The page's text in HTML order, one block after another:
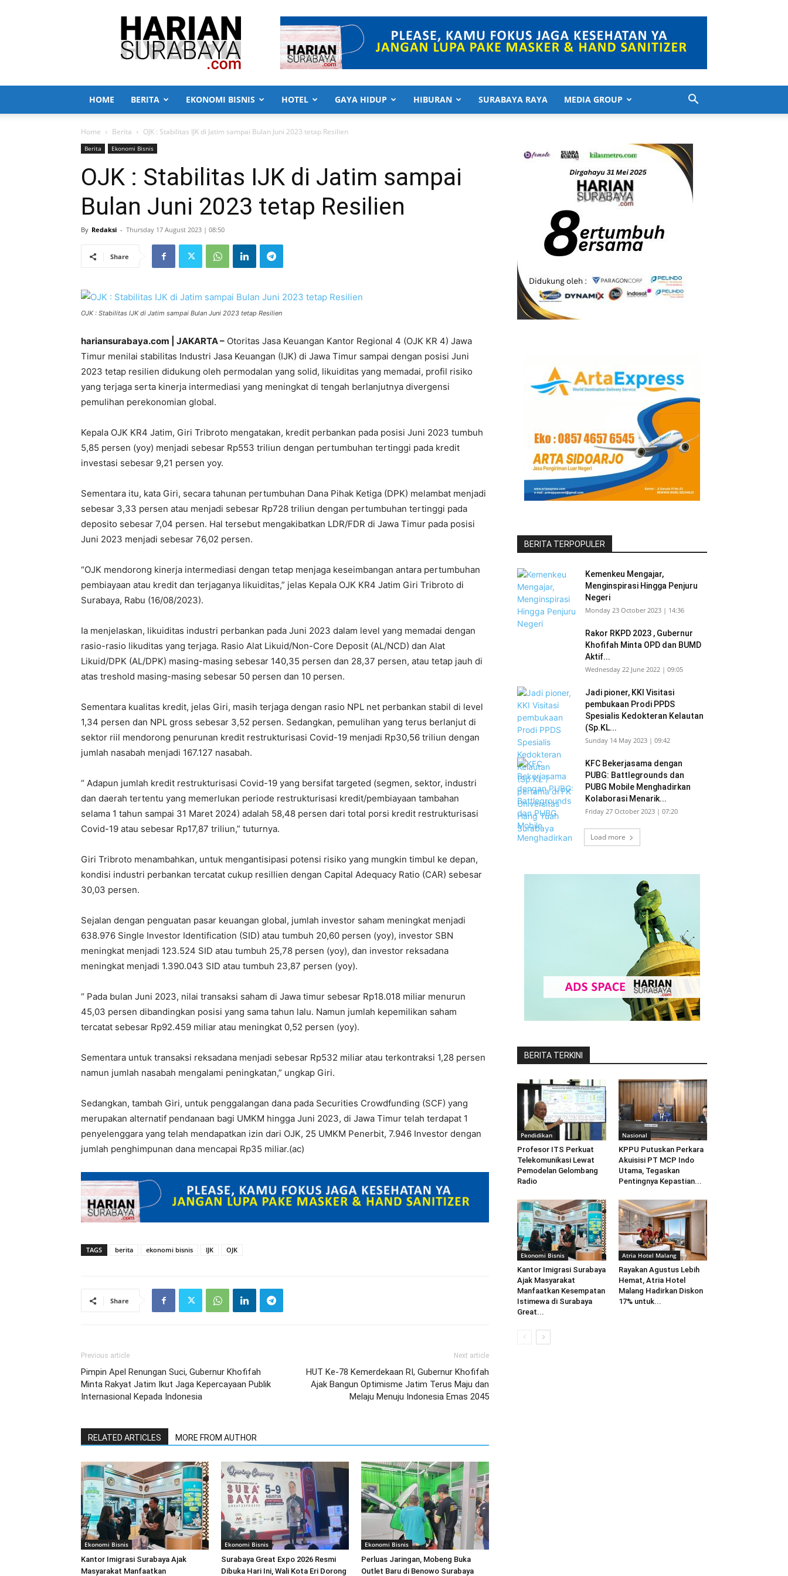
Harian
Surabaya
HOME BERITA EKONOMI BISNIS HOTEL GAYA HIDUP HIBURAN SURABAYA RAYA MEDIA GROUP
Home Berita OJK : Stabilitas IJK di Jatim sampai Bulan Juni 2023 tetap Resilien
Berita Ekonomi Bisnis
OJK : Stabilitas IJK di Jatim sampai
Bulan Juni 2023 tetap Resilien
By Redaksi - Thursday 17 August 2023 | 08:50
Share
OJK : Stabilitas IJK di Jatim sampai Bulan Juni 2023 tetap Resilien
hariansurabaya.com | JAKARTA – Otoritas Jasa Keuangan Kantor Regional 4 (OJK KR 4) Jawa
Timur menilai stabilitas Industri Jasa Keuangan (IJK) di Jawa Timur sampai dengan posisi Juni
2023 tetap resilien didukung oleh permodalan yang solid, likuiditas yang memadai, profil risiko
yang terjaga serta kinerja intermediasi yang meningkat di tengah berlanjutnya divergensi
pemulihan perekonomian global.
Kepala OJK KR4 Jatim, Giri Tribroto mengatakan, kredit perbankan pada posisi Juni 2023 tumbuh
5,85 persen (yoy) menjadi sebesar Rp553 triliun dengan pertumbuhan tertinggi pada kredit
investasi sebesar 9,21 persen yoy.
Sementara itu, kata Giri, secara tahunan pertumbuhan Dana Pihak Ketiga (DPK) melambat menjadi
sebesar 3,33 persen atau menjadi sebesar Rp728 triliun dengan pertumbuhan tertinggi pada
deposito sebesar 7,04 persen. Hal tersebut mengakibatkan LDR/FDR di Jawa Timur pada posisi
Juni 2023 menjadi sebesar 76,02 persen.
“OJK mendorong kinerja intermediasi dengan tetap menjaga keseimbangan antara pertumbuhan
pembiayaan atau kredit dan terjaganya likuiditas,” jelas Kepala OJK KR4 Jatim Giri Tribroto di
Surabaya, Rabu (16/08/2023).
Ia menjelaskan, likuiditas industri perbankan pada Juni 2023 dalam level yang memadai dengan
rasio-rasio likuditas yang terjaga. Rasio Alat Likuid/Non-Core Deposit (AL/NCD) dan Alat
Likuid/DPK (AL/DPK) masing-masing sebesar 140,35 persen dan 28,37 persen, atau tetap jauh di
atas treshold masing-masing sebesar 50 persen dan 10 persen.
Sementara kualitas kredit, jelas Giri, masih terjaga dengan rasio NPL net perbankan stabil di level
1,34 persen dan NPL gross sebesar 3,52 persen. Sedangkan, pemulihan yang terus berlanjut di
sektor riil mendorong penurunan kredit restrukturisasi Covid-19 menjadi Rp30,56 triliun dengan
jumlah nasabah menjadi 167.127 nasabah.
“ Adapun jumlah kredit restrukturisasi Covid-19 yang bersifat targeted (segmen, sektor, industri
dan daerah tertentu yang memerlukan periode restrukturisasi kredit/pembiayaan tambahan
selama 1 tahun sampai 31 Maret 2024) adalah 58,48 persen dari total porsi kredit restrukturisasi
Covid-19 atau sebesar Rp17,87 triliun,” tuturnya.
Giri Tribroto menambahkan, untuk mengantisipasi potensi risiko yang mungkin timbul ke depan,
kondisi industri perbankan tercatat cukup resillien dengan Capital Adequacy Ratio (CAR) sebesar
30,03 persen.
Sejalan dengan penguatan pasar keuangan global, jumlah investor saham meningkat menjadi
638.976 Single Investor Identification (SID) atau tumbuh 20,60 persen (yoy), investor SBN
meningkat menjadi 123.524 SID atau tumbuh 25,78 persen (yoy), dan investor reksadana
meningkat menjadi 1.390.043 SID atau tumbuh 23,87 persen (yoy).
“ Pada bulan Juni 2023, nilai transaksi saham di Jawa timur sebesar Rp18.018 miliar menurun
45,03 persen dibandingkan posisi yang sama tahun lalu. Namun jumlah kepemilikan saham
tercatat sebesar Rp92.459 miliar atau meningkat 0,52 persen (yoy).
Sementara untuk transaksi reksadana menjadi sebesar Rp532 miliar atau terkontraksi 1,28 persen
namun jumlah nasabah mengalami peningkatan,” ungkap Giri.
Sedangkan, tambah Giri, untuk penggalangan dana pada Securities Crowdfunding (SCF) yang
merupakan alternatif pendanaan bagi UMKM hingga Juni 2023, di Jawa Timur telah terdapat 1
penyelenggara yang telah mendapatkan izin dari OJK, 25 UMKM Penerbit, 7.946 Investor dengan
jumlah penghimpunan dana mencapai Rp35 miliar.(ac)
TAGS berita ekonomi bisnis IJK OJK
Share
Previous article
Pimpin Apel Renungan Suci, Gubernur Khofifah
Minta Rakyat Jatim Ikut Jaga Kepercayaan Publik
Internasional Kepada Indonesia
Next article
HUT Ke-78 Kemerdekaan RI, Gubernur Khofifah
Ajak Bangun Optimisme Jatim Terus Maju dan
Melaju Menuju Indonesia Emas 2045
RELATED ARTICLES MORE FROM AUTHOR
Ekonomi Bisnis
Kantor Imigrasi Surabaya Ajak
Masyarakat Manfaatkan
Ekonomi Bisnis
Surabaya Great Expo 2026 Resmi
Dibuka Hari Ini, Wali Kota Eri Dorong
Ekonomi Bisnis
Perluas Jaringan, Mobeng Buka
Outlet Baru di Benowo Surabaya
BERITA TERPOPULER
Kemenkeu Mengajar,
Menginspirasi Hingga Penjuru
Negeri
Monday 23 October 2023 | 14:36
Rakor RKPD 2023 , Gubernur
Khofifah Minta OPD dan BUMD
Aktif...
Wednesday 22 June 2022 | 09:05
Jadi pioner, KKI Visitasi
pembukaan Prodi PPDS
Spesialis Kedokteran Kelautan
(Sp.KL...
Sunday 14 May 2023 | 09:42
KFC Bekerjasama dengan
PUBG: Battlegrounds dan
PUBG Mobile Menghadirkan
Kolaborasi Menarik...
Friday 27 October 2023 | 07:20
Load more
BERITA TERKINI
Pendidikan
Profesor ITS Perkuat
Telekomunikasi Lewat
Pemodelan Gelombang
Radio
Nasional
KPPU Putuskan Perkara
Akuisisi PT MCP Indo
Utama, Tegaskan
Pentingnya Kepastian...
Ekonomi Bisnis
Kantor Imigrasi Surabaya
Ajak Masyarakat
Manfaatkan Kesempatan
Istimewa di Surabaya
Great...
Atria Hotel Malang
Rayakan Agustus Lebih
Hemat, Atria Hotel
Malang Hadirkan Diskon
17% untuk...